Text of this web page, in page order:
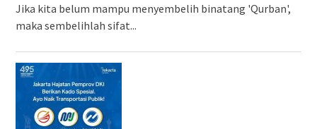
Jika kita belum mampu menyembelih binatang 'Qurban',
maka sembelihlah sifat...